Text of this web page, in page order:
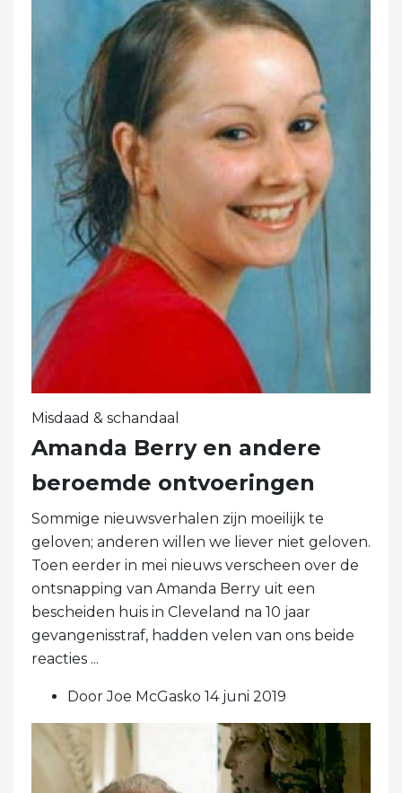
Misdaad & schandaal
Amanda Berry en andere
beroemde ontvoeringen
Sommige nieuwsverhalen zijn moeilijk te
geloven; anderen willen we liever niet geloven.
Toen eerder in mei nieuws verscheen over de
ontsnapping van Amanda Berry uit een
bescheiden huis in Cleveland na 10 jaar
gevangenisstraf, hadden velen van ons beide
reacties ...
Door Joe McGasko 14 juni 2019